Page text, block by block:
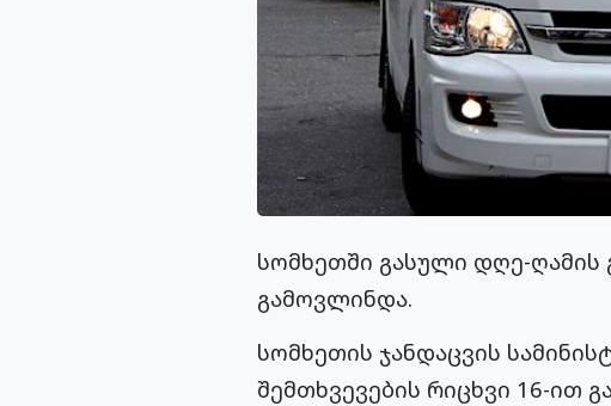
სომხეთში გასული დღე-ღამის
გამოვლინდა.
სომხეთის ჯანდაცვის
შემთხვევების რიცხვი 16-ით